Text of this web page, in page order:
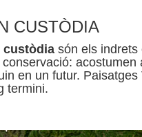
CUSTÒDIA
custòdia són els indrets
en un futur.
termini.